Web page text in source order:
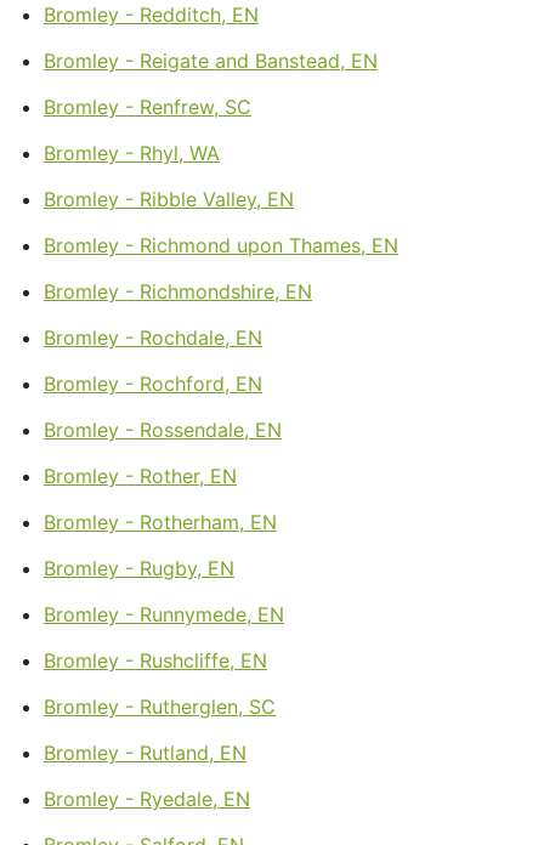
Bromley - Redditch, EN
Bromley - Reigate and Banstead, EN
Bromley - Renfrew, SC
Bromley - Rhyl, WA
Bromley - Ribble Valley, EN
Bromley - Richmond upon Thames, EN
Bromley - Richmondshire, EN
Bromley - Rochdale, EN
Bromley - Rochford, EN
Bromley - Rossendale, EN
Bromley - Rother, EN
Bromley - Rotherham, EN
Bromley - Rugby, EN
Bromley - Runnymede, EN
Bromley - Rushcliffe, EN
Bromley - Rutherglen, SC
Bromley - Rutland, EN
Bromley - Ryedale, EN